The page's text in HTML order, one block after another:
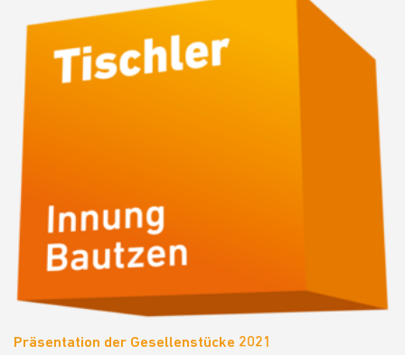
Präsentation der Gesellenstücke 2021